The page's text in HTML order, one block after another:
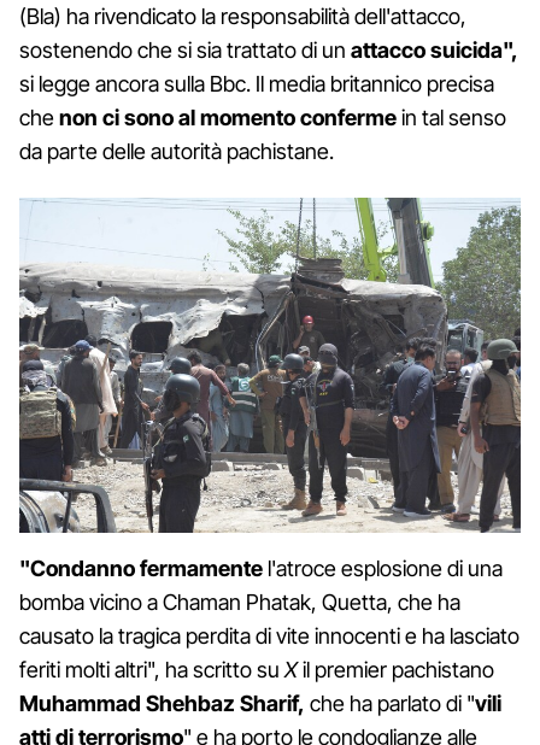
(Bla) ha rivendicato la responsabilità dell'attacco,
sostenendo che si sia trattato di un attacco suicida",
si legge ancora sulla Bbc. Il media britannico precisa
chenon ci sono al momento confermein tal senso
da parte delle autorità pachistane.
"Condanno fermamente l'atroce esplosione di una
bomba vicino a Chaman Phatak, Quetta, che ha
causato la tragica perdita di vite innocenti e ha lasciato
feriti molti altri", ha scritto su Xil premier pachistano
Muhammad Shehbaz Sharif, che ha parlato di "vili
atti di terrorismo" e ha porto le condoglianze alle